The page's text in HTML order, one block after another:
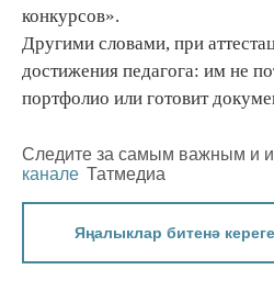
конкурсов».
Другими словами, при
достижения педагога: им не
портфолио или готовит
Следите за самым важным и
канале Татмедиа
Яңалыклар битенә